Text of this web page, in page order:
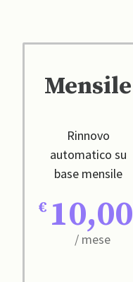
Mensile
Rinnovo
automatico su
base mensile
10,00
/ mese